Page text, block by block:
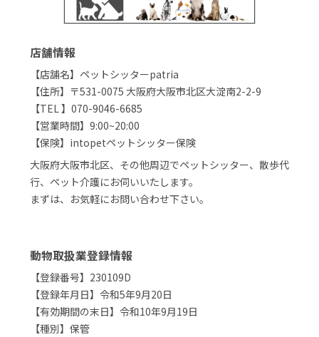
店舗情報
【店舗名】ペットシッターpatria
【住所】〒531-0075 大阪府大阪市北区大淀南2-2-9
【TEL 】070-9046-6685
【営業時間】9:00~20:00
【保険】intopetペットシッター保険
大阪府大阪市北区、その他周辺でペットシッター、散歩代
行、ペット介護にお伺いいたします。
まずは、お気軽にお問い合わせ下さい。
動物取扱業登録情報
【登録番号】230109D
【登録年月日】令和5年9月20日
【有効期間の末日】令和10年9月19日
【種別】保管